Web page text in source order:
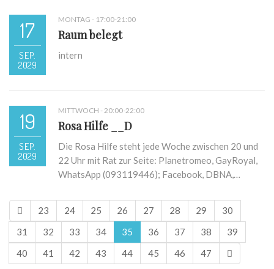
17
SEP.
2029
MONTAG - 17:00-21:00
Raum belegt
intern
19
SEP.
2029
MITTWOCH - 20:00-22:00
Rosa Hilfe __D
Die Rosa Hilfe steht jede Woche zwischen 20 und
22 Uhr mit Rat zur Seite: Planetromeo, GayRoyal,
WhatsApp (093119446); Facebook, DBNA,…
23 24 25 26 27 28 29
30
31
32 33 34 35 36 37 38
39
40
41 42 43 44 45 46 47